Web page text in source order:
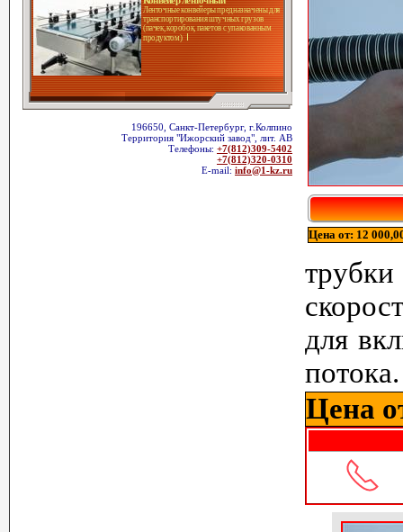
Ленточные конвейеры предназначены для
транспортирования штучных грузов
(пачек, коробок, пакетов с упакованным
продуктом)
196650, Санкт-Петербург, г.Колпино
Территория "Ижорский завод", лит. АВ
Телефоны: +7(812)309-5402
+7(812)320-0310
E-mail: info@1-kz.ru
Цена от: 12
для
потока.
Цена